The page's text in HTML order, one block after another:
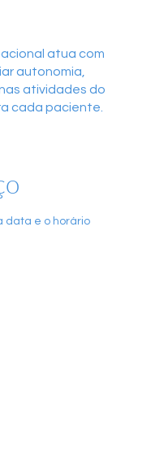
data e o horário
atua com
autonomia,
atividades do
cada paciente.